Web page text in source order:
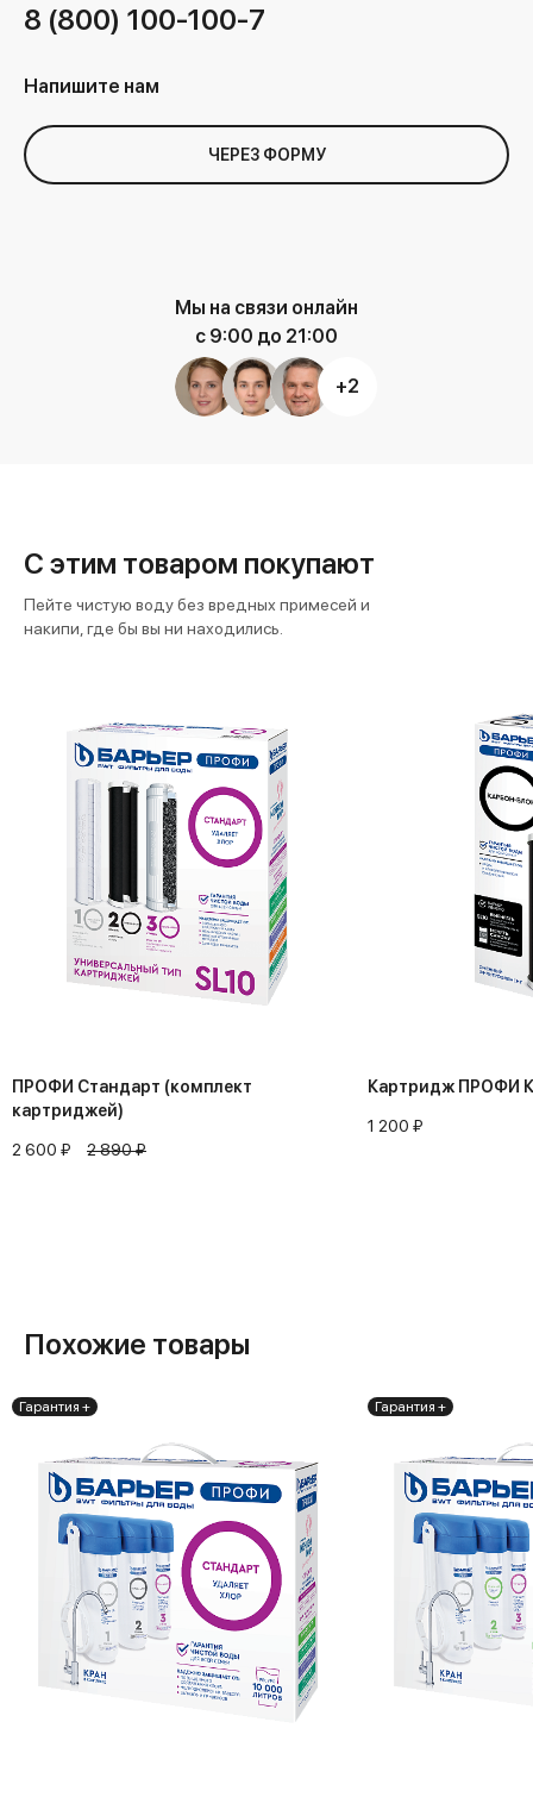
8 (800) 100-100-7
Напишите нам
ЧЕРЕЗ ФОРМУ
Мы на связи онлайн
с 9:00 до 21:00
+2
С этим товаром покупают
Пейте чистую воду без вредных примесей и
накипи, где бы вы ни находились.
ПРОФИ Стандарт (комплект
картриджей)
2 600 ₽ 2 890 ₽
Картридж ПРОФИ
1 200 ₽
Похожие товары
Гарантия + Гарантия +